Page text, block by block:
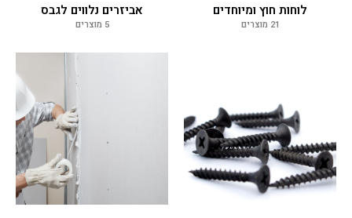
לוחות חוץ ומיוחדים
21 מוצרים
אביזרים נלווים לגבס
5 מוצרים